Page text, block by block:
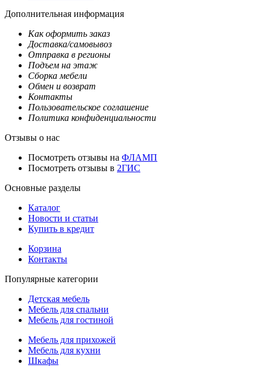
Дополнительная информация
Как оформить заказ
Доставка/самовывоз
Отправка в регионы
Подъем на этаж
Сборка мебели
Обмен и возврат
Контакты
Пользовательское соглашение
Политика конфиденциальности
Отзывы о нас
Посмотреть отзывы на ФЛАМП
Посмотреть отзывы в 2ГИС
Основные разделы
Каталог
Новости и статьи
Купить в кредит
Корзина
Контакты
Популярные категории
Детская мебель
Мебель для спальни
Мебель для гостиной
Мебель для прихожей
Мебель для кухни
Шкафы